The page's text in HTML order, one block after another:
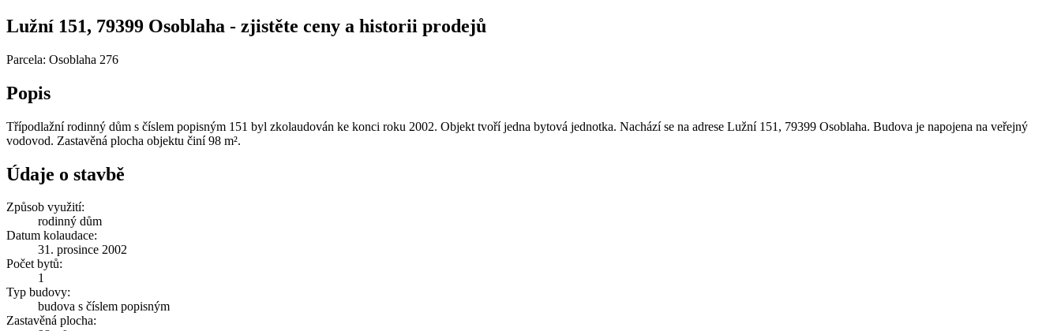
Lužní 151, 79399 Osoblaha - zjistěte ceny a historii prodejů
Parcela: Osoblaha 276
Popis
Třípodlažní rodinný dům s číslem popisným 151 byl zkolaudován ke konci roku 2002. Objekt tvoří jedna bytová jednotka. Nachází se na adrese Lužní 151, 79399 Osoblaha. Budova je napojena na veřejný
vodovod. Zastavěná plocha objektu činí 98 m².
Údaje o stavbě
Způsob využití:
rodinný dům
Datum kolaudace:
31. prosince 2002
Počet bytů:
1
Typ budovy:
budova s číslem popisným
Zastavěná plocha: